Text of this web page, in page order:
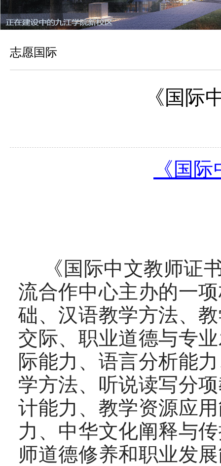
志愿国际
《国际
《国
《国际中文教师证
流合作中心主办的一
础、汉语教学方法、
交际、职业道德与专
际能力、语言分析能
学方法、听说读写分
计能力、教学资源应
力、中华文化阐释与
师道德修养和职业发